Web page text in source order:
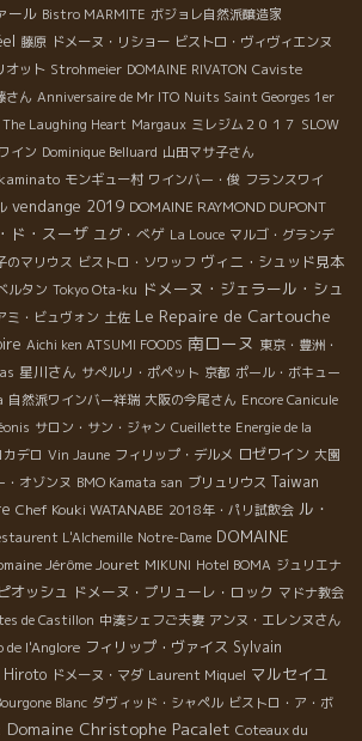
ール Bistro MARMITE ボジョレ自然派醸造家
藤原 ドメーヌ・リショー ビストロ・ヴィヴィエンヌ
オット Strohmeier DOMAINE RIVATON Caviste
さん Anniversaire de Mr ITO Nuits Saint Georges 1er
Laughing Heart Margaux ミレジム２０１７ SLOW
イン Dominique Belluard 山田マサ子さん
モンギュー村 ワインバー・俊 フランスワイ
vendange 2019 DOMAINE RAYMOND DUPONT
ド・スーザ ユグ・べゲ La Louce マルゴ・グランデ
のマリウス ビストロ・ソワッフ ヴィニ・シュッド見本
ルタン Tokyo Ota-ku ドメーヌ・ジェラール・シュ
ミ・ビュヴォン 土佐 Le Repaire de Cartouche
Aichi ken ATSUMI FOODS 南ローヌ 東京・豊洲・
星川さん サぺルリ・ポペット 京都 ポール・ボキュー
自然派ワインバー祥瑞 大阪の今尾さん Encore Canicule
サロン・サン・ジャン Cueillette Energie de la
カデロ Vin Jaune フィリップ・デルメ ロゼワイン 大園
・オゾンヌ BMO Kamata san ブリュリウス Taiwan
Chef Kouki WATANABE 2018年・パリ試飲会 ル・
L'Alchemille Notre-Dame DOMAINE
Jérôme Jouret MIKUNI Hotel BOMA ジュリエナ
オッシュ ドメーヌ・プリューレ・ロック マドナ教会
de Castillon 中湊シェフご夫妻 アンヌ・エレンヌさん
de l'Anglore フィリップ・ヴァイス Sylvain
Hiroto ドメーヌ・マダ Laurent Miquel マルセイユ
Blanc ダヴィッド・シャペル ビストロ・ア・ボ
Domaine Christophe Pacalet Coteaux du